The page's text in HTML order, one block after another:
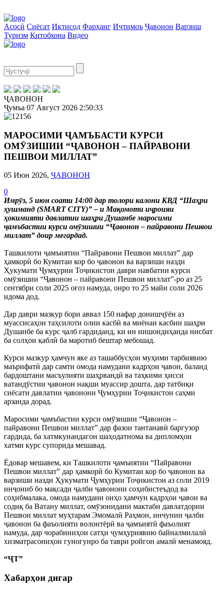
Асосӣ Сиёсат Иқтисод Фарҳанг Иҷтимоъ Ҷавонон Варзиш
Туризм Китобхона Видео
ҶАВОНОН
Ҷумъа 07 Август 2026 2:50:33
МАРОСИМИ ҶАМЪБАСТИ КУРСИ
ОМӮЗИШИИ “ҶАВОНОН – ПАЙРАВОНИ
ПЕШВОИ МИЛЛАТ”
05 Июн 2026, ҶАВОНОН
0
Имрӯз, 5 июн соати 14:00 дар толори калони КВД “Шаҳри
ҳушманд (SMART CITY)” – и Мақомоти иҷроияи
ҳокимияти давлатии шаҳри Душанбе маросими
ҷамъбастии курси омӯзишии “Ҷавонон – пайравони Пешвои
миллат” доир мегардад.
Ташкилоти ҷамъиятии “Пайравони Пешвои миллат” дар
ҳамкорӣ бо Кумитаи кор бо ҷавонон ва варзиши назди
Ҳукумати Ҷумҳурии Тоҷикистон даври навбатии курси
омӯзишии “Ҷавонон – пайравони Пешвои миллат”-ро аз 25
сентябри соли 2025 оғоз намуда, онро то 25 майи соли 2026
идома дод.
Дар даври мазкур бори аввал 150 нафар донишҷӯён аз
муассисаҳои таҳсилоти олии касбӣ ва миёнаи касбии шаҳри
Душанбе ба курс ҷалб гардиданд, ки ин нишондиҳанда нисбат
ба солҳои қаблӣ ба маротиб бештар мебошад.
Курси мазкур ҳамчун яке аз ташаббусҳои муҳими тарбиявию
маърифатӣ дар самти омода намудани кадрҳои ҷавон, баланд
бардоштани масъулияти шаҳрвандӣ ва таҳкими ҳисси
ватандӯстии ҷавонон нақши муассир дошта, дар татбиқи
сиёсати давлатии ҷавонони Ҷумҳурии Тоҷикистон саҳми
арзанда дорад.
Маросими ҷамъбастии курси омӯзишии “Ҷавонон –
пайравони Пешвои миллат” дар фазои тантанавӣ баргузор
гардида, ба хатмкунандагон шаҳодатнома ва дипломҳои
хатми курс супорида мешавад.
Ёдовар мешавем, ки Ташкилоти ҷамъиятии “Пайравони
Пешвои миллат” дар ҳамкорӣ бо Кумитаи кор бо ҷавонон ва
варзиши назди Ҳукумати Ҷумҳурии Тоҷикистон аз соли 2019
инҷониб бо мақсади ҷалби ҷавонони соҳибистеъдод ва
соҳибмалака, омода намудани онҳо ҳамчун кадрҳои ҷавон ва
содиқ ба Ватану миллат, омӯзонидани мактаби давлатдории
Пешвои миллат муҳтарам Эмомалӣ Раҳмон, инчунин ҷалби
ҷавонон ба фаъолияти волонтёрӣ ва ҷамъиятӣ фаъолият
намуда, дар чорабиниҳои сатҳи ҷумҳуриявию байналмилалӣ
хизматрасониҳои гуногунро ба таври ройгон амалӣ менамояд.
“ҶТ”
Хабарҳои дигар